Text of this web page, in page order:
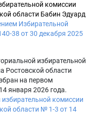
комиссии
области Бабин Эдуард
Избирательной
38 от 30 декабря 2025
избирательной
Ростовской области
на первом
января 2026 года.
комиссии
области № 1-3 от 14